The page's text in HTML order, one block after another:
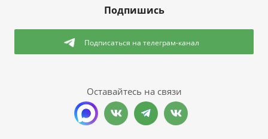
Подпишись
Подписаться на телеграм-канал
Оставайтесь на связи